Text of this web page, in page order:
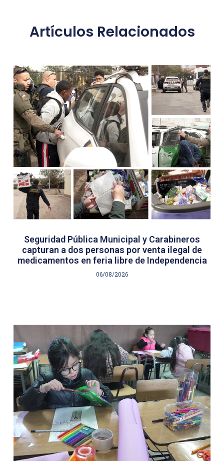
Artículos Relacionados
Seguridad Pública Municipal y Carabineros
capturan a dos personas por venta ilegal de
medicamentos en feria libre de Independencia
06/08/2026